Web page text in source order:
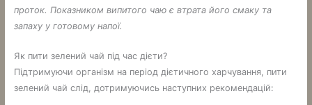
проток. Показником випитого чаю є втрата його смаку та
запаху у готовому напої.
Як пити зелений чай під час дієти?
Підтримуючи організм на період дієтичного харчування, пити
зелений чай слід, дотримуючись наступних рекомендацій: